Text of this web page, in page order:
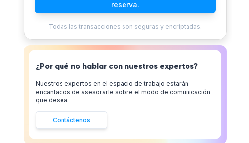
reserva.
Todas las transacciones son seguras y encriptadas.
¿Por qué no hablar con nuestros expertos?
Nuestros expertos en el espacio de trabajo estarán
encantados de asesorarle sobre el modo de comunicación
que desea.
Contáctenos